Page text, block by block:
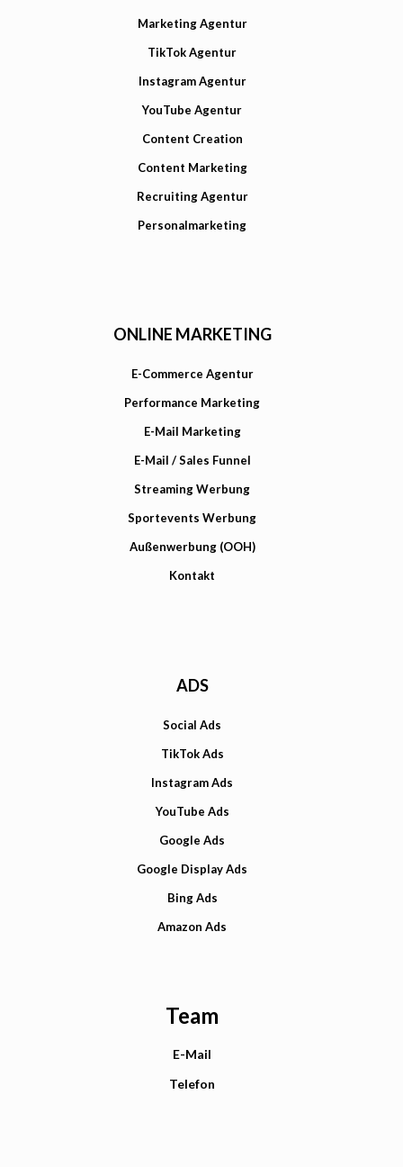
Marketing Agentur
TikTok Agentur
Instagram Agentur
YouTube Agentur
Content Creation
Content Marketing
Recruiting Agentur
Personalmarketing
ONLINE MARKETING
E-Commerce Agentur
Performance Marketing
E-Mail Marketing
E-Mail / Sales Funnel
Streaming Werbung
Sportevents Werbung
Außenwerbung (OOH)
Kontakt
ADS
Social Ads
TikTok Ads
Instagram Ads
YouTube Ads
Google Ads
Google Display Ads
Bing Ads
Amazon Ads
Team
E-Mail
Telefon